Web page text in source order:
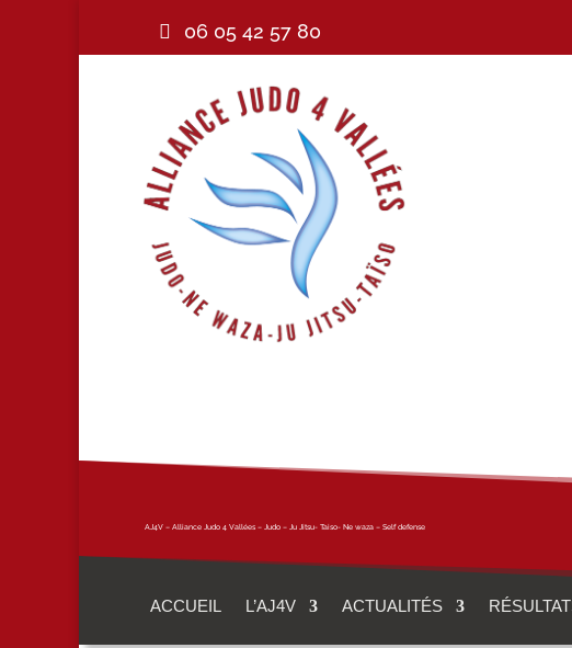
06 05 42 57 80
AJ4V – Alliance Judo 4 Vallées – Judo – Ju Jitsu- Taiso- Ne waza – Self defense
ACCUEIL L’AJ4V ACTUALITÉS